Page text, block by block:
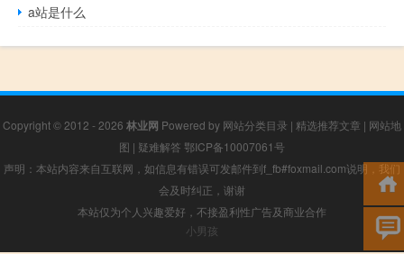
a站是什么
Copyright © 2012 - 2026 林业网 Powered by 网站分类目录 | 精选推荐文章 | 网站地
图 | 疑难解答 鄂ICP备10007061号
声明：本站内容来自互联网，如信息有错误可发邮件到f_fb#foxmail.com说明，我们
会及时纠正，谢谢
本站仅为个人兴趣爱好，不接盈利性广告及商业合作
小男孩